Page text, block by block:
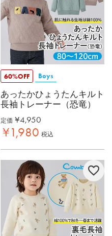
60%OFF Boys
あったかひょうたんキルト
長袖トレーナー（恐竜）
定価 ¥4,950
¥1,980 税込